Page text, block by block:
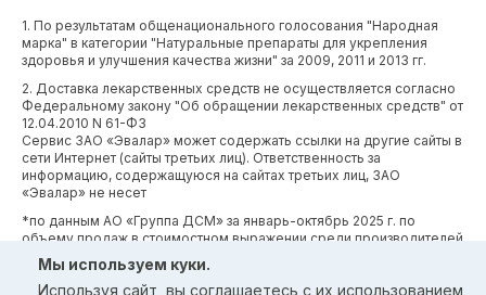
1. По результатам общенационального голосования "Народная
марка" в категории "Натуральные препараты для укрепления
здоровья и улучшения качества жизни" за 2009, 2011 и 2013 гг.
2. Доставка лекарственных средств не осуществляется согласно
Федеральному закону "Об обращении лекарственных средств" от
12.04.2010 N 61-ФЗ
Сервис ЗАО «Эвалар» может содержать ссылки на другие сайты в
сети Интернет (сайты третьих лиц). Ответственность за
информацию, содержащуюся на сайтах третьих лиц, ЗАО
«Эвалар» не несет
*по данным АО «Группа ДСМ» за январь-октябрь 2025 г. по
объему продаж в стоимостном выражении среди производителей
БАД (без учета СТМ) БАД (без учета СТМ).
*Производственные процессы и системы менеджмента ЗАО
Мы используем куки.
Используя сайт, вы соглашаетесь с их использованием